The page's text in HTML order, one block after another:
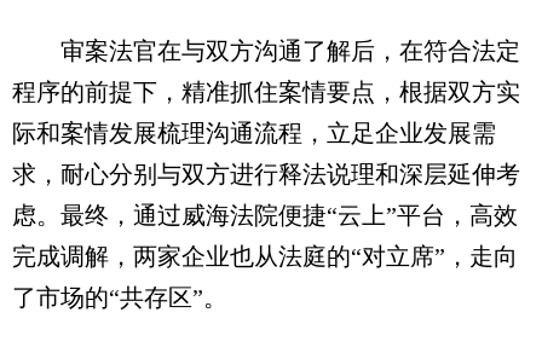
审案法官在与双方沟通了解后，在符合法定
程序的前提下，精准抓住案情要点，根据双方实
际和案情发展梳理沟通流程，立足企业发展需
求，耐心分别与双方进行释法说理和深层延伸考
虑。最终，通过威海法院便捷“云上”平台，高效
完成调解，两家企业也从法庭的“对立席”，走向
了市场的“共存区”。